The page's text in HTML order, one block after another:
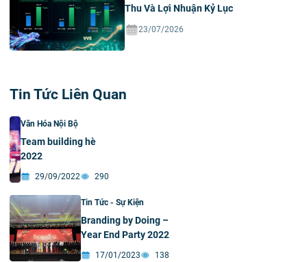
Thu Và Lợi Nhuận Kỷ Lục
23/07/2026
Tin Tức Liên Quan
Văn Hóa Nội Bộ
Team building hè
2022
29/09/2022 290
Tin Tức - Sự Kiện
Branding by Doing –
Year End Party 2022
17/01/2023 138